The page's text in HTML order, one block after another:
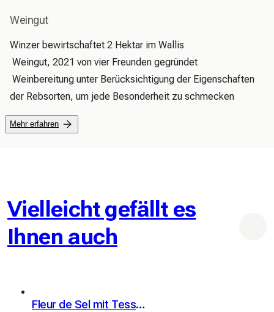
Weingut
Winzer bewirtschaftet 2 Hektar im Wallis
Weingut, 2021 von vier Freunden gegründet
Weinbereitung unter Berücksichtigung der Eigenschaften
der Rebsorten, um jede Besonderheit zu schmecken
Mehr erfahren
Vielleicht gefällt es
Ihnen auch
Fleur de Sel mit Tessiner Merlot und Bergkräutern